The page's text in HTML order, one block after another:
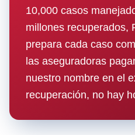
10,000 casos
millones recuperados,
prepara cada caso
las aseguradoras
nuestro nombre en el
recuperación, no hay